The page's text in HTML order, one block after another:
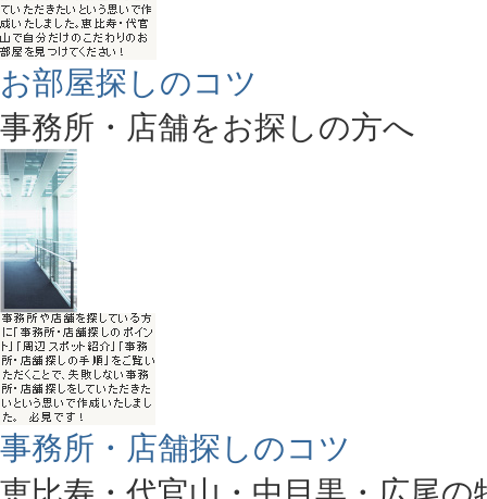
お部屋探しのコツ
事務所・店舗をお探しの方へ
事務所・店舗探しのコツ